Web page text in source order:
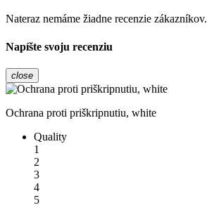
Nateraz nemáme žiadne recenzie zákazníkov.
Napíšte svoju recenziu
close
Ochrana proti priškripnutiu, white
Quality
1
2
3
4
5